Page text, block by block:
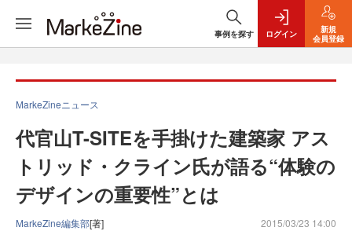
事例を探す ログイン
新規
会員登録
MarkeZineニュース
代官山T-SITEを手掛けた建築家 アス
トリッド・クライン氏が語る“体験の
デザインの重要性”とは
MarkeZine編集部[著] 2015/03/23 14:00